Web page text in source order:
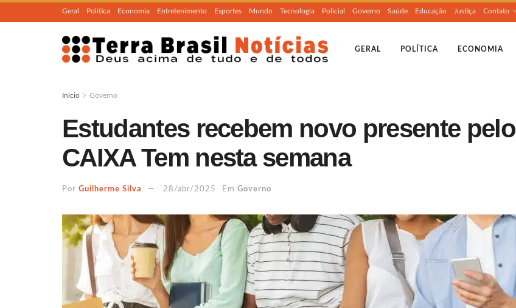
Geral Política Economia Entretenimento Esportes Mundo Tecnologia Policial Governo Saúde Educação Justiça Contato
GERAL POLÍTICA ECONOMIA
Início Governo
Estudantes recebem novo presente pelo
CAIXA Tem nesta semana
Por Guilherme Silva 28/abr/2025 Em Governo